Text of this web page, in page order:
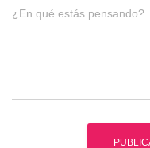
¿En qué estás pensando?